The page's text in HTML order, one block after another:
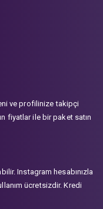
ve profilinize takipçi
fiyatlar ile bir paket satın
Instagram hesabınızla
ücretsizdir. Kredi